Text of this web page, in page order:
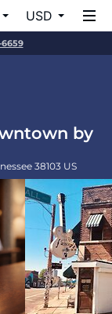
USD
by
38103 US